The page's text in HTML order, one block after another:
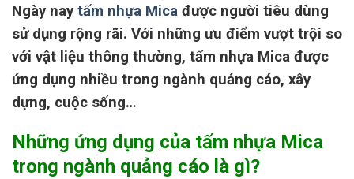
Ngày nay tấm nhựa Mica được người tiêu dùng
sử dụng rộng rãi. Với những ưu điểm vượt trội so
với vật liệu thông thường, tấm nhựa Mica được
ứng dụng nhiều trong ngành quảng cáo, xây
dựng, cuộc sống…
Những ứng dụng của tấm nhựa Mica
trong ngành quảng cáo là gì?